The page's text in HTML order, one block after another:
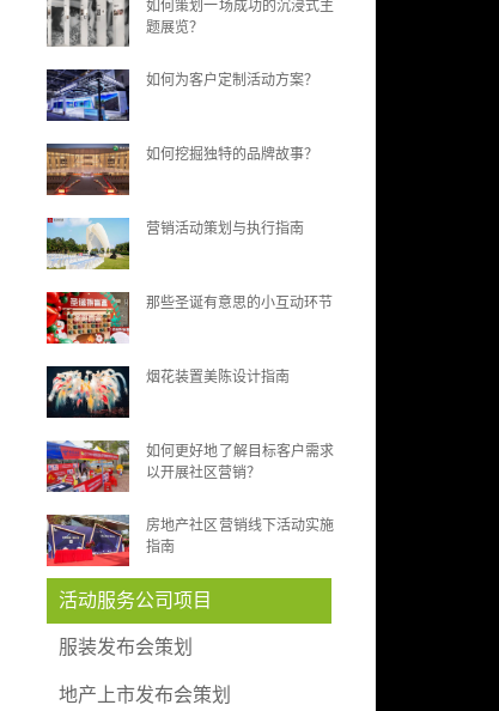
如何策划一场成功的沉浸式主
题展览？
如何为客户定制活动方案？
如何挖掘独特的品牌故事？
营销活动策划与执行指南
那些圣诞有意思的小互动环节
烟花装置美陈设计指南
如何更好地了解目标客户需求
以开展社区营销？
房地产社区营销线下活动实施
指南
活动服务公司项目
服装发布会策划
地产上市发布会策划